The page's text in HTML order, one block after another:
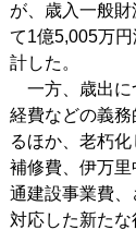
が、歳入一般
て1億5,005万
計した。
一方、歳出に
経費などの義
るほか、老朽
補修費、伊万
通建設事業費
対応した新た